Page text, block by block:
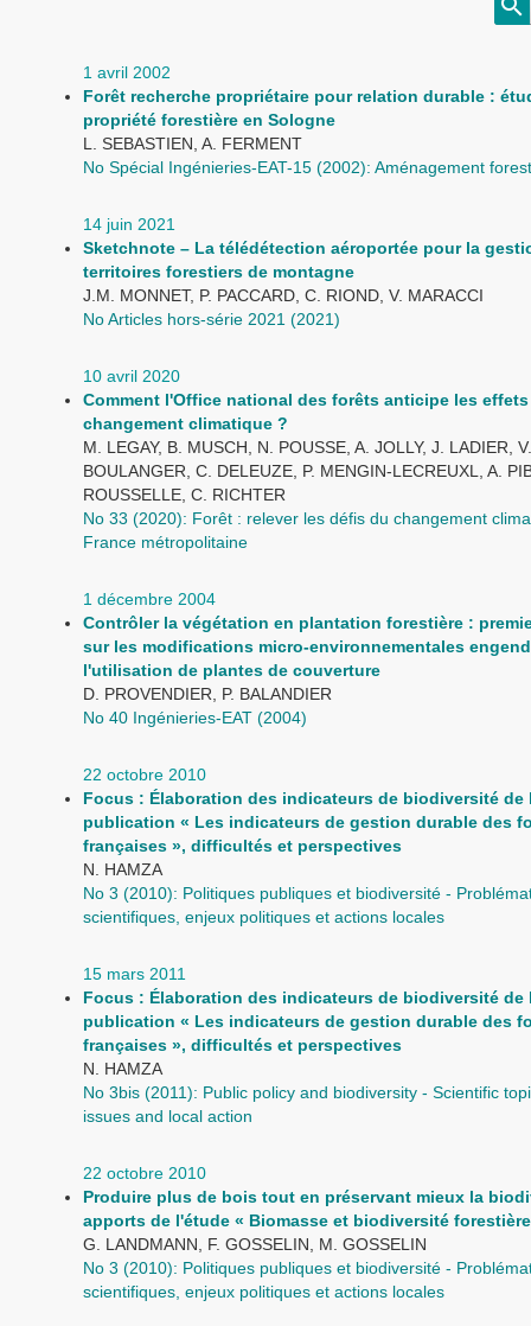
1 avril 2002
Forêt recherche propriétaire pour relation durable :
propriété forestière en Sologne
L. SEBASTIEN, A. FERMENT
No Spécial Ingénieries-EAT-15 (2002): Aménagement
14 juin 2021
Sketchnote – La télédétection aéroportée pour la
territoires forestiers de montagne
J.M. MONNET, P. PACCARD, C. RIOND, V. MARACCI
No Articles hors-série 2021 (2021)
10 avril 2020
Comment l'Office national des forêts anticipe les
changement climatique ?
M. LEGAY, B. MUSCH, N. POUSSE, A. JOLLY, J. LADIER, V.
BOULANGER, C. DELEUZE, P. MENGIN-LECREUXL, A.
ROUSSELLE, C. RICHTER
No 33 (2020): Forêt : relever les défis du changement
France métropolitaine
1 décembre 2004
Contrôler la végétation en plantation forestière :
sur les modifications micro-environnementales
l'utilisation de plantes de couverture
D. PROVENDIER, P. BALANDIER
No 40 Ingénieries-EAT (2004)
22 octobre 2010
Focus : Élaboration des indicateurs de biodiversité de
publication « Les indicateurs de gestion durable des
françaises », difficultés et perspectives
N. HAMZA
No 3 (2010): Politiques publiques et biodiversité -
scientifiques, enjeux politiques et actions locales
15 mars 2011
Focus : Élaboration des indicateurs de biodiversité de
publication « Les indicateurs de gestion durable des
françaises », difficultés et perspectives
N. HAMZA
No 3bis (2011): Public policy and biodiversity - Scientific
issues and local action
22 octobre 2010
Produire plus de bois tout en préservant mieux la
apports de l'étude « Biomasse et biodiversité
G. LANDMANN, F. GOSSELIN, M. GOSSELIN
No 3 (2010): Politiques publiques et biodiversité -
scientifiques, enjeux politiques et actions locales